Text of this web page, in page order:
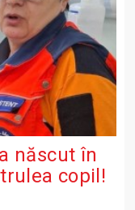
născut în
copil!